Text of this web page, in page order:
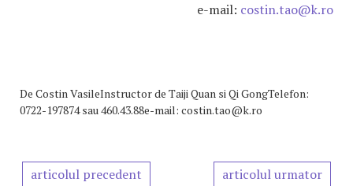
e-mail: costin.tao@k.ro
De Costin VasileInstructor de Taiji Quan si Qi GongTelefon:
0722-197874 sau 460.43.88e-mail: costin.tao@k.ro
articolul precedent articolul urmator